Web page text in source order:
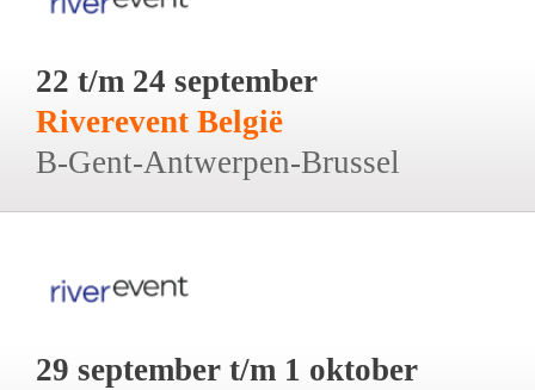
22 t/m 24 september
Riverevent België
B-Gent-Antwerpen-Brussel
29 september t/m 1 oktober